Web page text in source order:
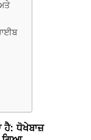
ਹੈ: ਧੋਖੇਬਾਜ਼